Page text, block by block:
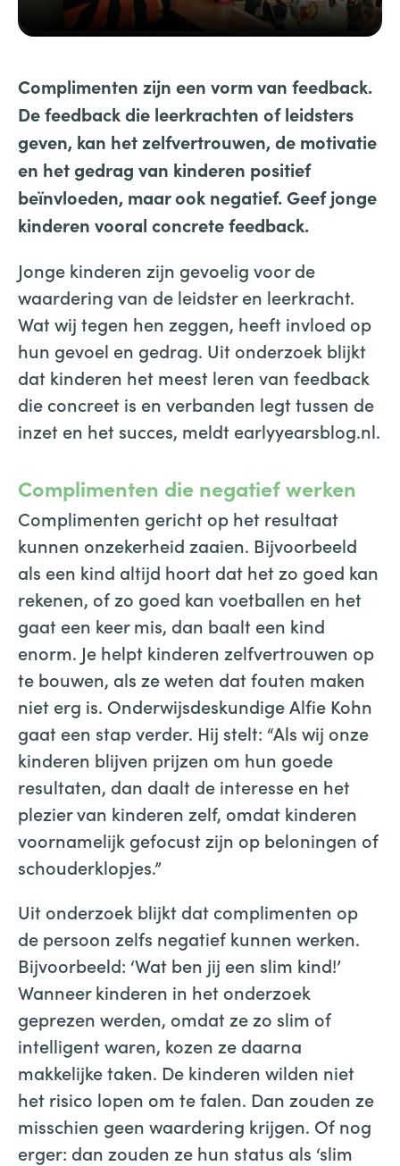
Complimenten zijn een vorm van feedback.
De feedback die leerkrachten of leidsters
geven, kan het zelfvertrouwen, de motivatie
en het gedrag van kinderen positief
beïnvloeden, maar ook negatief. Geef jonge
kinderen vooral concrete feedback.
Jonge kinderen zijn gevoelig voor de
waardering van de leidster en leerkracht.
Wat wij tegen hen zeggen, heeft invloed op
hun gevoel en gedrag. Uit onderzoek blijkt
dat kinderen het meest leren van feedback
die concreet is en verbanden legt tussen de
inzet en het succes, meldt earlyyearsblog.nl.
Complimenten die negatief werken
Complimenten gericht op het resultaat
kunnen onzekerheid zaaien. Bijvoorbeeld
als een kind altijd hoort dat het zo goed kan
rekenen, of zo goed kan voetballen en het
gaat een keer mis, dan baalt een kind
enorm. Je helpt kinderen zelfvertrouwen op
te bouwen, als ze weten dat fouten maken
niet erg is. Onderwijsdeskundige Alfie Kohn
gaat een stap verder. Hij stelt: “Als wij onze
kinderen blijven prijzen om hun goede
resultaten, dan daalt de interesse en het
plezier van kinderen zelf, omdat kinderen
voornamelijk gefocust zijn op beloningen of
schouderklopjes.”
Uit onderzoek blijkt dat complimenten op
de persoon zelfs negatief kunnen werken.
Bijvoorbeeld: ‘Wat ben jij een slim kind!’
Wanneer kinderen in het onderzoek
geprezen werden, omdat ze zo slim of
intelligent waren, kozen ze daarna
makkelijke taken. De kinderen wilden niet
het risico lopen om te falen. Dan zouden ze
misschien geen waardering krijgen. Of nog
erger: dan zouden ze hun status als ‘slim